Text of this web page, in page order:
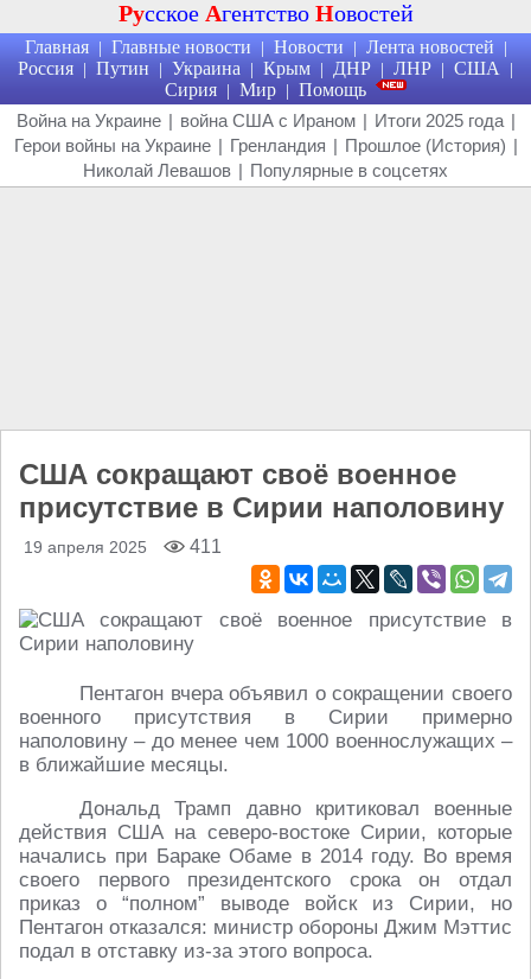
Русское Агентство Новостей
Главная | Главные новости | Новости | Лента новостей |
Россия | Путин | Украина | Крым | ДНР | ЛНР | США |
Сирия | Мир | Помощь
Война на Украине | война США с Ираном | Итоги 2025 года |
Герои войны на Украине | Гренландия | Прошлое (История) |
Николай Левашов | Популярные в соцсетях
США сокращают своё военное
присутствие в Сирии наполовину
19 апреля 2025 411
Пентагон вчера объявил о сокращении своего
военного присутствия в Сирии примерно
наполовину – до менее чем 1000 военнослужащих –
в ближайшие месяцы.
Дональд Трамп давно критиковал военные
действия США на северо-востоке Сирии, которые
начались при Бараке Обаме в 2014 году. Во время
своего первого президентского срока он отдал
приказ о “полном” выводе войск из Сирии, но
Пентагон отказался: министр обороны Джим Мэттис
подал в отставку из-за этого вопроса.